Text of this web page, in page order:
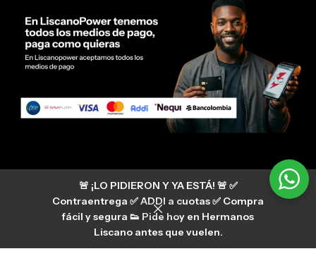
🚨 ¡LO PIDIERON Y YA ESTÁ! 🚨 ✅
Contraentrega ✅ ADDI a cuotas ✅ Compra
fácil y segura 👟 Pide hoy en Hermanos
Liscano antes que vuelen.
Si tienes algún tipo de duda, puedes consultar
nuestro centro de ayuda
hermanosliscano_10 Instagram
Aura
hermanosliscano Tik Tok
Únete a nuestros canales de difusión en
WhatsApp